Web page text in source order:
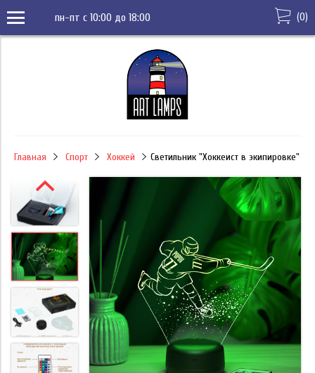
пн-пт с 10:00 до 18:00 (0)
Главная Спорт Хоккей Светильник "Хоккеист в экипировке"